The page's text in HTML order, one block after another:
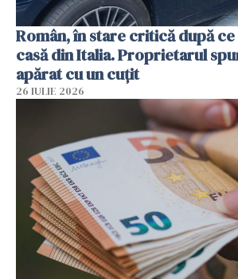
Român, în stare critică după
casă din Italia. Proprietarul
apărat cu un cuțit
26 IULIE 2026